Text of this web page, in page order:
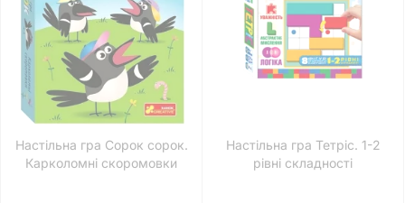
Настільна гра Сорок сорок.
Карколомні скоромовки
Настільна гра Тетріс. 1-2
рівні складності